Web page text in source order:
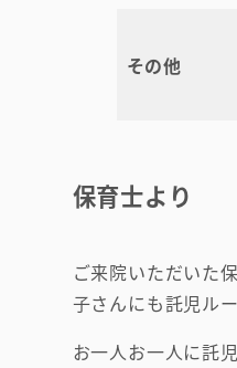
その他
保育士より
ご来院いただいた
子さんにも託児ル
お一人お一人に託